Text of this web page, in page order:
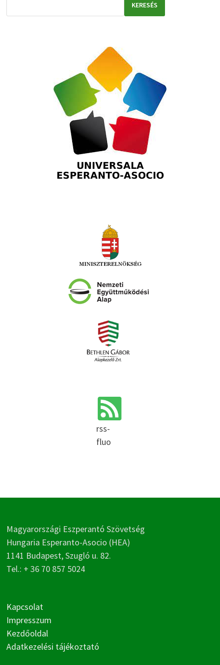
KERESÉS
rss-
fluo
Magyarországi Eszperantó Szövetség
Hungaria Esperanto-Asocio (HEA)
1141 Budapest, Szugló u. 82.
Tel.: + 36 70 857 5024
Kapcsolat
Impresszum
Kezdőoldal
Adatkezelési tájékoztató